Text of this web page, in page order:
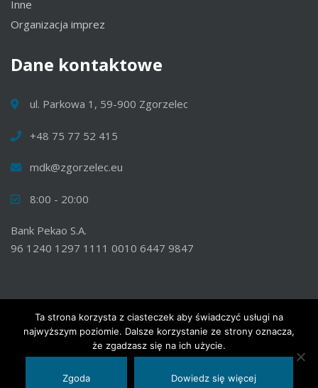
Inne
Organizacja imprez
Dane kontaktowe
ul. Parkowa 1, 59-900 Zgorzelec
+48 75 77 52 415
mdk@zgorzelec.eu
8:00 - 20:00
Bank Pekao S.A.
96 1240 1297 1111 0010 6447 9847
© 2020 Wszelkie prawa zastrzeżone. Miejski Dom Kultury w
Zgorzelcu.
Ta strona korzysta z ciasteczek aby świadczyć usługi na
najwyższym poziomie. Dalsze korzystanie ze strony oznacza,
że zgadzasz się na ich użycie.
Zgoda Dowiedz się więcej